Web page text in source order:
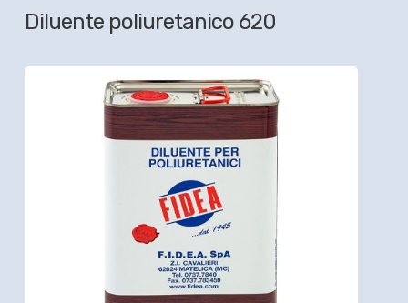
Diluente poliuretanico 620